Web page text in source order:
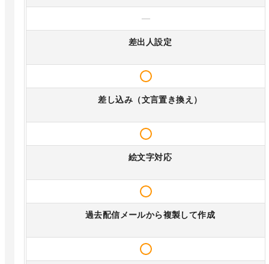
—
差出人設定
差し込み（文言置き換え）
絵文字対応
過去配信メールから複製して作成